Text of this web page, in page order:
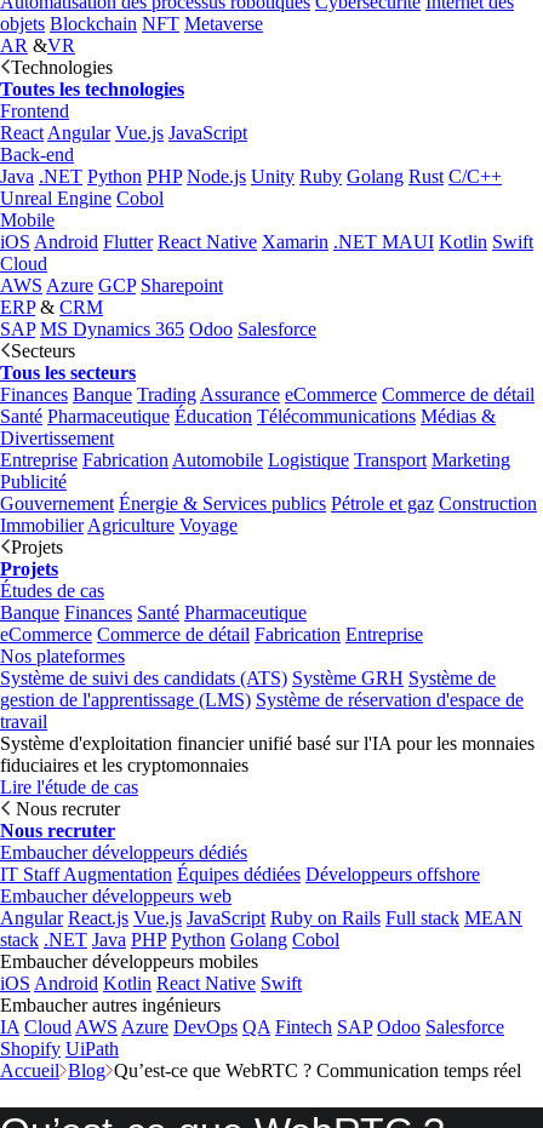
objets Blockchain NFT Metaverse
AR &VR
Technologies
Toutes les technologies
Frontend
React Angular Vue.js JavaScript
Back-end
Java .NET Python PHP Node.js Unity Ruby Golang Rust C/C++
Unreal Engine Cobol
Mobile
iOS Android Flutter React Native Xamarin .NET MAUI Kotlin Swift
Cloud
AWS Azure GCP Sharepoint
ERP& CRM
SAP MS Dynamics 365 Odoo Salesforce
Secteurs
Tous les secteurs
Finances Banque Trading Assurance eCommerce Commerce de détail
Santé Pharmaceutique Éducation Télécommunications Médias &
Divertissement
Entreprise Fabrication Automobile Logistique Transport Marketing
Publicité
Gouvernement Énergie & Services publics Pétrole et gaz Construction
Immobilier Agriculture Voyage
Projets
Projets
Études de cas
Banque Finances Santé Pharmaceutique
eCommerce Commerce de détail Fabrication Entreprise
Nos plateformes
Système de suivi des candidats (ATS) Système GRH Système de
gestion de l'apprentissage (LMS) Système de réservation d'espace de
travail
Système d'exploitation financier unifié basé sur l'IA pour les monnaies
fiduciaires et les cryptomonnaies
Lire l'étude de cas
Nous recruter
Nous recruter
Embaucher développeurs dédiés
IT Staff Augmentation Équipes dédiées Développeurs offshore
Embaucher développeurs web
Angular React.js Vue.js JavaScript Ruby on Rails Full stack MEAN
stack .NET Java PHP Python Golang Cobol
Embaucher développeurs mobiles
iOS Android Kotlin React Native Swift
Embaucher autres ingénieurs
IA Cloud AWS Azure DevOps QA Fintech SAP Odoo Salesforce
Shopify UiPath
Accueil Blog Qu’est-ce que WebRTC ? Communication temps réel